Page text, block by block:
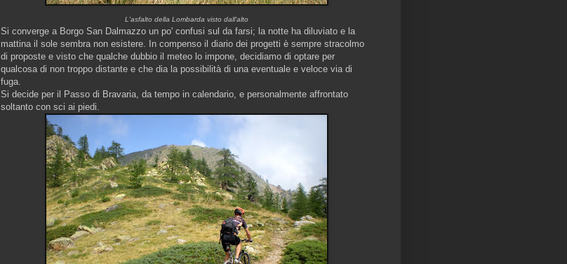
L'asfalto della Lombarda visto dall'alto
Si converge a Borgo San Dalmazzo un po' confusi sul da farsi; la notte ha diluviato e la
mattina il sole sembra non esistere. In compenso il diario dei progetti è sempre stracolmo
di proposte e visto che qualche dubbio il meteo lo impone, decidiamo di optare per
qualcosa di non troppo distante e che dia la possibilità di una eventuale e veloce via di
fuga.
Si decide per il Passo di Bravaria, da tempo in calendario, e personalmente affrontato
soltanto con sci ai piedi.